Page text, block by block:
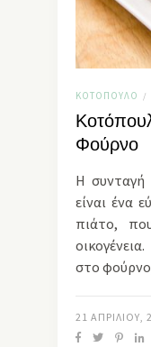
ΚΟΤΌΠΟΥΛΟ /
Φούρνο
Η συνταγή
είναι ένα
πιάτο,
στο
21 ΑΠΡΙΛΊΟΥ,